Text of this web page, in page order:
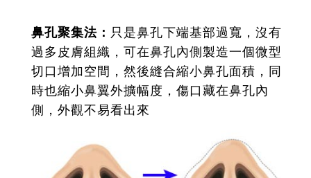
鼻孔聚集法： 只是鼻孔下端基部過寬，沒有
過多皮膚組織，可在鼻孔內側製造一個微型
切口增加空間，然後縫合縮小鼻孔面積，同
時也縮小鼻翼外擴幅度，傷口藏在鼻孔內
側，外觀不易看出來